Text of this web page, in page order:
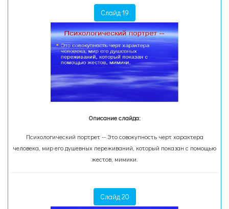
Слайд 19
Описание слайда:
Психологический портрет -- Это совокупность черт характера
человека, мир его душевных переживаний, который показан с помощью
жестов, мимики.
Слайд 20